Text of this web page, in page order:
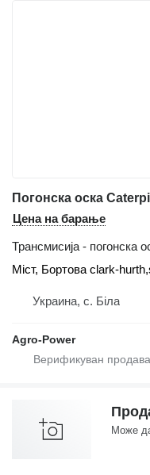
Цена на барање
Трансмисија - погонска
Міст, Бортова clark-
Украина, с. Біла
Agro-Power
Може